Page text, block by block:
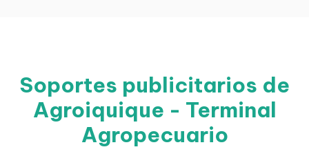
Soportes publicitarios de
Agroiquique - Terminal
Agropecuario